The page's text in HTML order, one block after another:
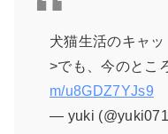
犬猫生活のキャ
>でも、今のとこ
m/u8GDZ7YJs9
— yuki